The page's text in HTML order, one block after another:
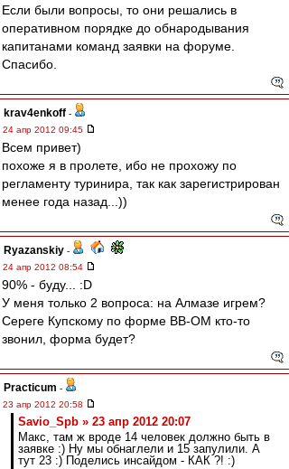
Если были вопросы, то они решались в
оперативном порядке до обнародывания
капитанами команд заявки на форуме.
Спасибо.
krav4enkoff -
24 апр 2012 09:45
Всем привет)
похоже я в пролете, ибо не прохожу по
регламенту туринира, так как зарегистрирован
менее года назад...))
Ryazanskiy -
24 апр 2012 08:54
90% - буду... :D
У меня только 2 вопроса: на Алмазе игрем?
Сереге Купскому по форме ВВ-ОМ кто-то
звонил, форма будет?
Practicum -
23 апр 2012 20:58
Savio_Spb » 23 апр 2012 20:07
Макс, там ж вроде 14 человек должно быть в
заявке :) Ну мы обнаглели и 15 запулили. А
тут 23 :) Поделись инсайдом - КАК ?! :)